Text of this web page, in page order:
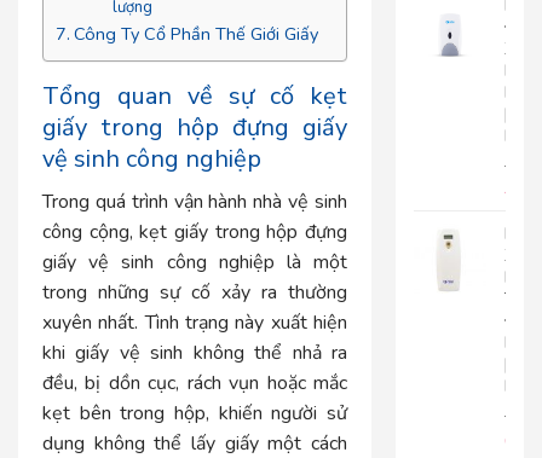
lượng
Công Ty Cổ Phần Thế Giới Giấy
Tổng quan về sự cố kẹt
giấy trong hộp đựng giấy
vệ sinh công nghiệp
Trong quá trình vận hành nhà vệ sinh
công cộng, kẹt giấy trong hộp đựng
giấy vệ sinh công nghiệp là một
trong những sự cố xảy ra thường
xuyên nhất. Tình trạng này xuất hiện
khi giấy vệ sinh không thể nhả ra
đều, bị dồn cục, rách vụn hoặc mắc
kẹt bên trong hộp, khiến người sử
dụng không thể lấy giấy một cách
Bình
Xà
|
RT800
Máy
Xịt
Tự
|
RT816